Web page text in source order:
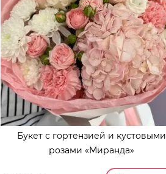
Букет с гортензией и кустовыми
розами «Миранда»